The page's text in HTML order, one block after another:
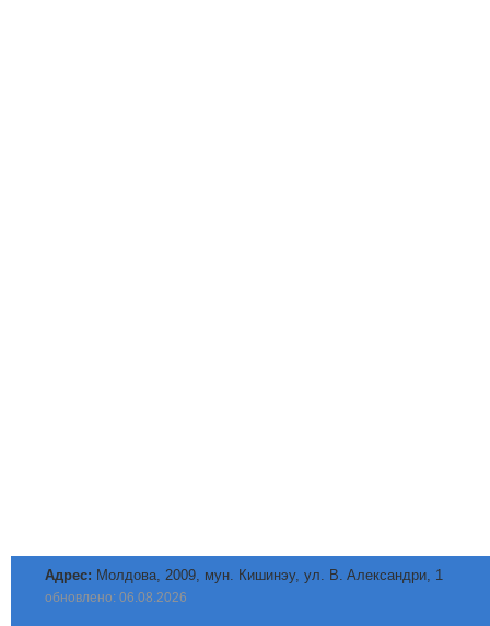
Адрес: Молдова, 2009, мун. Кишинэу, ул. B. Aлександри, 1
обновлено: 06.08.2026